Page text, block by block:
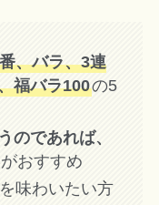
、バラ、3連
福バラ100の5
のであれば、
おすすめ
味わいたい方